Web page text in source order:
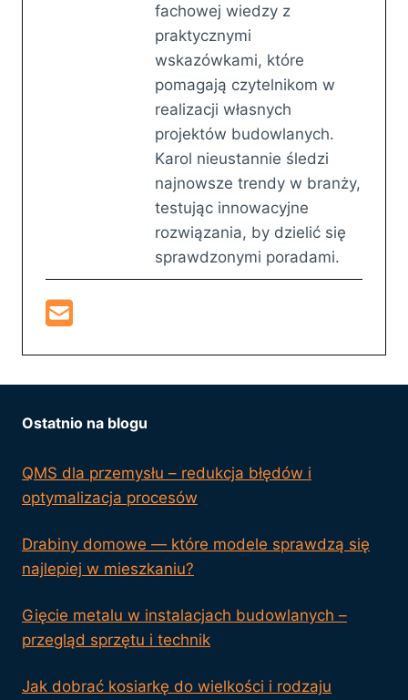
fachowej wiedzy z
praktycznymi
wskazówkami, które
pomagają czytelnikom w
realizacji własnych
projektów budowlanych.
Karol nieustannie śledzi
najnowsze trendy w branży,
testując innowacyjne
rozwiązania, by dzielić się
sprawdzonymi poradami.
Ostatnio na blogu
QMS dla przemysłu – redukcja błędów i
optymalizacja procesów
Drabiny domowe — które modele sprawdzą się
najlepiej w mieszkaniu?
Gięcie metalu w instalacjach budowlanych –
przegląd sprzętu i technik
Jak dobrać kosiarkę do wielkości i rodzaju